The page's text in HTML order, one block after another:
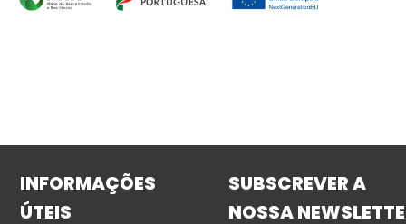
INFORMAÇÕES
ÚTEIS
SUBSCREVER A
NOSSA